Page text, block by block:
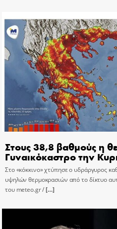
Στους 38,8 βαθμούς η
Γυναικόκαστρο την
Στο «κόκκινο» χτύπησε ο υδράργυρος
υψηλών θερμοκρασιών από το δίκτυο
του meteo.gr /[…]